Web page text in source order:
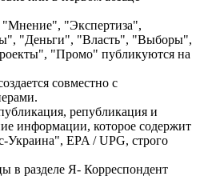
"Мнение", "Экспертиза",
"Деньги", "Власть", "Выборы",
"Промо" публикуются на
совместно с
републикация и
информации, которое содержит
Украина", EPA / UPG, строго
в разделе Я- Корреспондент